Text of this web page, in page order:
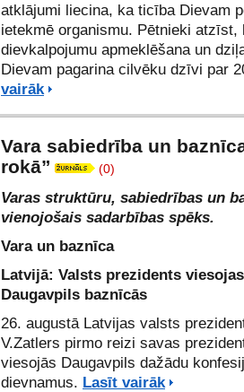
atklājumi liecina, ka ticība Dievam
ietekmē organismu. Pētnieki atzīst,
dievkalpojumu apmeklēšana un
Dievam pagarina cilvēku dzīvi par
vairāk
Vara sabiedrība un
rokā”
(0)
Varas struktūru, sabiedrības un
vienojošais sadarbības spēks.
Vara un baznīca
Latvijā: Valsts prezidents viesojas
Daugavpils baznīcās
26. augustā Latvijas valsts
V.Zatlers pirmo reizi savas
viesojās Daugavpils dažādu
dievnamus. Lasīt vairāk